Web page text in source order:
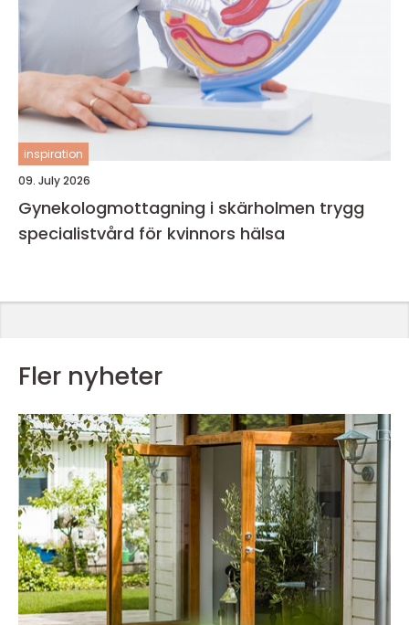
inspiration
09. July 2026
Gynekologmottagning i skärholmen trygg
specialistvård för kvinnors hälsa
Fler nyheter